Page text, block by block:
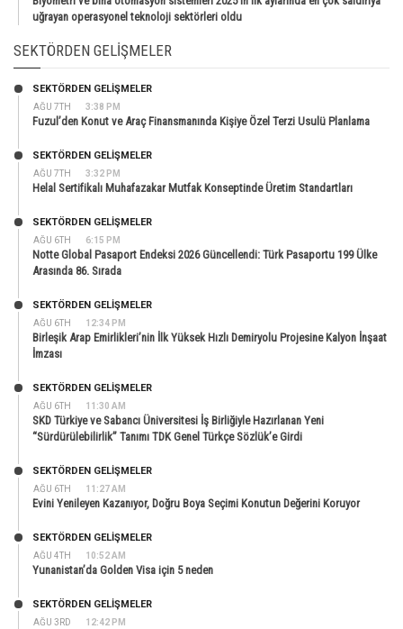
uğrayan operasyonel teknoloji sektörleri oldu
SEKTÖRDEN GELIŞMELER
AĞU 7TH 3:38 PM
SEKTÖRDEN GELIŞMELER
Fuzul’den Konut ve Araç Finansmanında Kişiye Özel Terzi Usulü Planlama
AĞU 7TH 3:32 PM
SEKTÖRDEN GELIŞMELER
Helal Sertifikalı Muhafazakar Mutfak Konseptinde Üretim Standartları
AĞU 6TH 6:15 PM
SEKTÖRDEN GELIŞMELER
Notte Global Pasaport Endeksi 2026 Güncellendi: Türk Pasaportu 199 Ülke
Arasında 86. Sırada
AĞU 6TH 12:34 PM
SEKTÖRDEN GELIŞMELER
Birleşik Arap Emirlikleri’nin İlk Yüksek Hızlı Demiryolu Projesine Kalyon İnşaat
İmzası
AĞU 6TH 11:30 AM
SEKTÖRDEN GELIŞMELER
SKD Türkiye ve Sabancı Üniversitesi İş Birliğiyle Hazırlanan Yeni
“Sürdürülebilirlik” Tanımı TDK Genel Türkçe Sözlük’e Girdi
AĞU 6TH 11:27 AM
SEKTÖRDEN GELIŞMELER
Evini Yenileyen Kazanıyor, Doğru Boya Seçimi Konutun Değerini Koruyor
AĞU 4TH 10:52 AM
SEKTÖRDEN GELIŞMELER
Yunanistan’da Golden Visa için 5 neden
AĞU 3RD 12:42 PM
SEKTÖRDEN GELIŞMELER